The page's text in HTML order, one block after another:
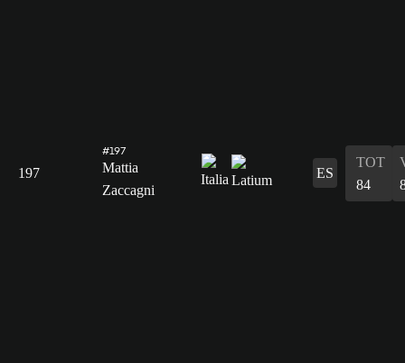
197
#197
Mattia
Zaccagni
ES
TOT
84